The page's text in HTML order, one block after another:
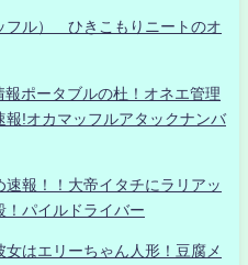
フル） ひきこもりニートのオ
ポータブルの杜！オネエ管理
報!オカマッフルアタックナンバ
報！！大帝イタチにラリアッ
！パイルドライバー
はエリーちゃん人形！豆腐メ